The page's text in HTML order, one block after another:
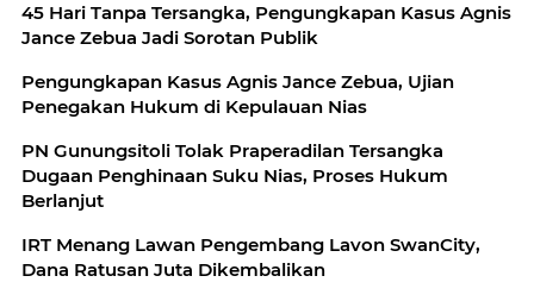
45 Hari Tanpa Tersangka, Pengungkapan Kasus Agnis
Jance Zebua Jadi Sorotan Publik
Pengungkapan Kasus Agnis Jance Zebua, Ujian
Penegakan Hukum di Kepulauan Nias
PN Gunungsitoli Tolak Praperadilan Tersangka
Dugaan Penghinaan Suku Nias, Proses Hukum
Berlanjut
IRT Menang Lawan Pengembang Lavon SwanCity,
Dana Ratusan Juta Dikembalikan